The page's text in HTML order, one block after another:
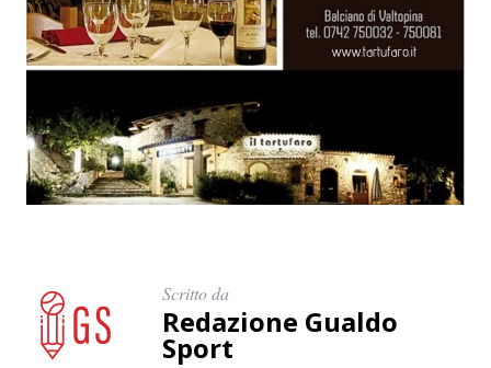
Scritto da
Redazione Gualdo
Sport
C
r
c
a
p